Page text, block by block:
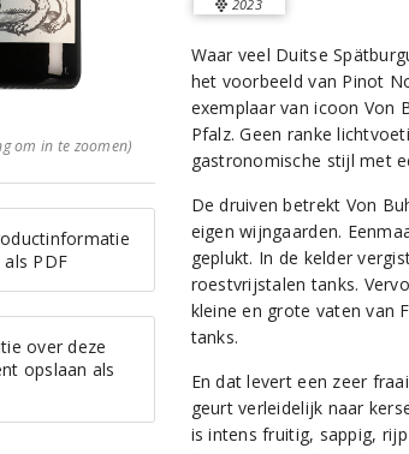
om in te zoomen)
PDF
over deze
opslaan als
2023
Waar veel Duitse
het voorbeeld van Pinot
exemplaar van icoon Von
Pfalz. Geen ranke
gastronomische stijl met
De druiven betrekt Von
eigen wijngaarden.
geplukt. In de kelder
roestvrijstalen tanks.
kleine en grote vaten van
tanks.
En dat levert een zeer
geurt verleidelijk naar
is intens fruitig, sappig,